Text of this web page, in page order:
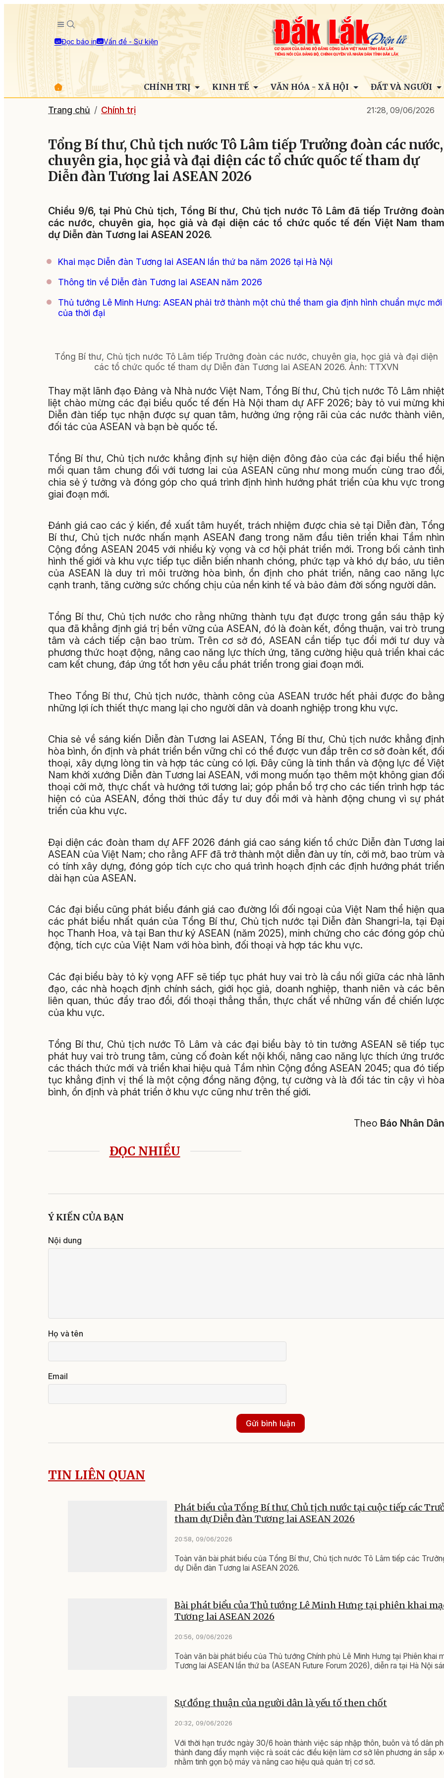
Đọc báo in Vấn đề - Sự kiện
CHÍNH TRỊ KINH TẾ VĂN HÓA - XÃ HỘI ĐẤT VÀ NGƯỜI
Trang chủ Chính trị 21:28, 09/06/2026
Tổng Bí thư, Chủ tịch nước Tô Lâm tiếp Trưởng đoàn các nước,
chuyên gia, học giả và đại diện các tổ chức quốc tế tham dự
Diễn đàn Tương lai ASEAN 2026
Chiều 9/6, tại Phủ Chủ tịch, Tổng Bí thư, Chủ tịch nước Tô Lâm đã tiếp Trưởng đoàn
các nước, chuyên gia, học giả và đại diện các tổ chức quốc tế đến Việt Nam tham
dự Diễn đàn Tương lai ASEAN 2026.
Khai mạc Diễn đàn Tương lai ASEAN lần thứ ba năm 2026 tại Hà Nội
Thông tin về Diễn đàn Tương lai ASEAN năm 2026
Thủ tướng Lê Minh Hưng: ASEAN phải trở thành một chủ thể tham gia định hình chuẩn mực mới
của thời đại
Tổng Bí thư, Chủ tịch nước Tô Lâm tiếp Trưởng đoàn các nước, chuyên gia, học giả và đại diện
các tổ chức quốc tế tham dự Diễn đàn Tương lai ASEAN 2026. Ảnh: TTXVN
Thay mặt lãnh đạo Đảng và Nhà nước Việt Nam, Tổng Bí thư, Chủ tịch nước Tô Lâm nhiệt
liệt chào mừng các đại biểu quốc tế đến Hà Nội tham dự AFF 2026; bày tỏ vui mừng khi
Diễn đàn tiếp tục nhận được sự quan tâm, hưởng ứng rộng rãi của các nước thành viên,
đối tác của ASEAN và bạn bè quốc tế.
Tổng Bí thư, Chủ tịch nước khẳng định sự hiện diện đông đảo của các đại biểu thể hiện
mối quan tâm chung đối với tương lai của ASEAN cũng như mong muốn cùng trao đổi,
chia sẻ ý tưởng và đóng góp cho quá trình định hình hướng phát triển của khu vực trong
giai đoạn mới.
Đánh giá cao các ý kiến, đề xuất tâm huyết, trách nhiệm được chia sẻ tại Diễn đàn, Tổng
Bí thư, Chủ tịch nước nhấn mạnh ASEAN đang trong năm đầu tiên triển khai Tầm nhìn
Cộng đồng ASEAN 2045 với nhiều kỳ vọng và cơ hội phát triển mới. Trong bối cảnh tình
hình thế giới và khu vực tiếp tục diễn biến nhanh chóng, phức tạp và khó dự báo, ưu tiên
của ASEAN là duy trì môi trường hòa bình, ổn định cho phát triển, nâng cao năng lực
cạnh tranh, tăng cường sức chống chịu của nền kinh tế và bảo đảm đời sống người dân.
Tổng Bí thư, Chủ tịch nước cho rằng những thành tựu đạt được trong gần sáu thập kỷ
qua đã khẳng định giá trị bền vững của ASEAN, đó là đoàn kết, đồng thuận, vai trò trung
tâm và cách tiếp cận bao trùm. Trên cơ sở đó, ASEAN cần tiếp tục đổi mới tư duy và
phương thức hoạt động, nâng cao năng lực thích ứng, tăng cường hiệu quả triển khai các
cam kết chung, đáp ứng tốt hơn yêu cầu phát triển trong giai đoạn mới.
Theo Tổng Bí thư, Chủ tịch nước, thành công của ASEAN trước hết phải được đo bằng
những lợi ích thiết thực mang lại cho người dân và doanh nghiệp trong khu vực.
Chia sẻ về sáng kiến Diễn đàn Tương lai ASEAN, Tổng Bí thư, Chủ tịch nước khẳng định
hòa bình, ổn định và phát triển bền vững chỉ có thể được vun đắp trên cơ sở đoàn kết, đối
thoại, xây dựng lòng tin và hợp tác cùng có lợi. Đây cũng là tinh thần và động lực để Việt
Nam khởi xướng Diễn đàn Tương lai ASEAN, với mong muốn tạo thêm một không gian đối
thoại cởi mở, thực chất và hướng tới tương lai; góp phần bổ trợ cho các tiến trình hợp tác
hiện có của ASEAN, đồng thời thúc đẩy tư duy đổi mới và hành động chung vì sự phát
triển của khu vực.
Đại diện các đoàn tham dự AFF 2026 đánh giá cao sáng kiến tổ chức Diễn đàn Tương lai
ASEAN của Việt Nam; cho rằng AFF đã trở thành một diễn đàn uy tín, cởi mở, bao trùm và
có tính xây dựng, đóng góp tích cực cho quá trình hoạch định các định hướng phát triển
dài hạn của ASEAN.
Các đại biểu cũng phát biểu đánh giá cao đường lối đối ngoại của Việt Nam thể hiện qua
các phát biểu nhất quán của Tổng Bí thư, Chủ tịch nước tại Diễn đàn Shangri-la, tại Đại
học Thanh Hoa, và tại Ban thư ký ASEAN (năm 2025), minh chứng cho các đóng góp chủ
động, tích cực của Việt Nam với hòa bình, đối thoại và hợp tác khu vực.
Các đại biểu bày tỏ kỳ vọng AFF sẽ tiếp tục phát huy vai trò là cầu nối giữa các nhà lãnh
đạo, các nhà hoạch định chính sách, giới học giả, doanh nghiệp, thanh niên và các bên
liên quan, thúc đẩy trao đổi, đối thoại thẳng thắn, thực chất về những vấn đề chiến lược
của khu vực.
Tổng Bí thư, Chủ tịch nước Tô Lâm và các đại biểu bày tỏ tin tưởng ASEAN sẽ tiếp tục
phát huy vai trò trung tâm, củng cố đoàn kết nội khối, nâng cao năng lực thích ứng trước
các thách thức mới và triển khai hiệu quả Tầm nhìn Cộng đồng ASEAN 2045; qua đó tiếp
tục khẳng định vị thế là một cộng đồng năng động, tự cường và là đối tác tin cậy vì hòa
bình, ổn định và phát triển ở khu vực cũng như trên thế giới.
Theo Báo Nhân Dân
ĐỌC NHIỀU
Ý KIẾN CỦA BẠN
Nội dung
Họ và tên
Email
Gửi bình luận
TIN LIÊN QUAN
Phát biểu của Tổng Bí thư, Chủ tịch nước tại cuộc tiếp các
tham dự Diễn đàn Tương lai ASEAN 2026
20:58, 09/06/2026
Toàn văn bài phát biểu của Tổng Bí thư, Chủ tịch nước Tô Lâm tiếp các
dự Diễn đàn Tương lai ASEAN 2026.
Bài phát biểu của Thủ tướng Lê Minh Hưng tại phiên khai
Tương lai ASEAN 2026
20:56, 09/06/2026
Toàn văn bài phát biểu của Thủ tướng Chính phủ Lê Minh Hưng tại Phiên khai
Tương lai ASEAN lần thứ ba (ASEAN Future Forum 2026), diễn ra tại Hà Nội
Sự đồng thuận của người dân là yếu tố then chốt
20:32, 09/06/2026
Với thời hạn trước ngày 30/6 hoàn thành việc sáp nhập thôn, buôn và tổ dân
thành đang đẩy mạnh việc rà soát các điều kiện làm cơ sở lên phương án sắp
nhằm tinh gọn bộ máy và nâng cao hiệu quả quản trị cơ sở.